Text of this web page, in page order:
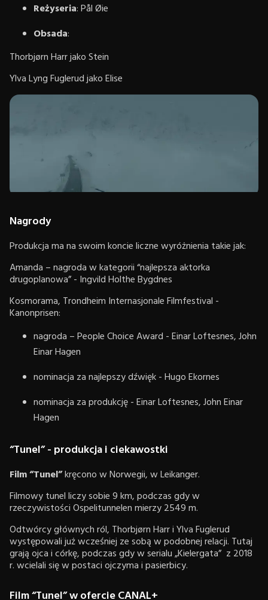
Reżyseria: Pål Øie
Obsada:
Thorbjørn Harr jako Stein
Ylva Lyng Fuglerud jako Elise
Nagrody
Produkcja ma na swoim koncie liczne wyróżnienia takie jak:
Amanda – nagroda w kategorii “najlepsza aktorka
drugoplanowa” - Ingvild Holthe Bygdnes
Kosmorama, Trondheim Internasjonale Filmfestival -
Kanonprisen:
nagroda – People Choice Award - Einar Loftesnes, John
Einar Hagen
nominacja za najlepszy dźwięk - Hugo Ekornes
nominacja za produkcję - Einar Loftesnes, John Einar
Hagen
“Tunel” - produkcja i ciekawostki
Film “Tunel”kręcono w Norwegii, w Leikanger.
Filmowy tunel liczy sobie 9 km, podczas gdy w
rzeczywistości Ospelitunnelen mierzy 2549 m.
Odtwórcy głównych ról, Thorbjørn Harr i Ylva Fuglerud
występowali już wcześniej ze sobą w podobnej relacji. Tutaj
grają ojca i córkę, podczas gdy w serialu „Kielergata” z 2018
r. wcielali się w postaci ojczyma i pasierbicy.
Film “Tunel” w ofercie CANAL+